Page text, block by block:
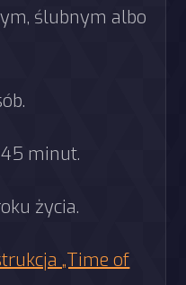
ślubnym albo
45 minut.
życia.
„Time of